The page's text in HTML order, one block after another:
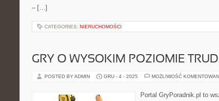
– […]
CATEGORIES: NIERUCHOMOŚCI
GRY O WYSOKIM POZIOMIE
POSTED BY ADMIN GRU - 4 - 2025 MOŻLIWOŚĆ
Portal GryPoradnik.pl to